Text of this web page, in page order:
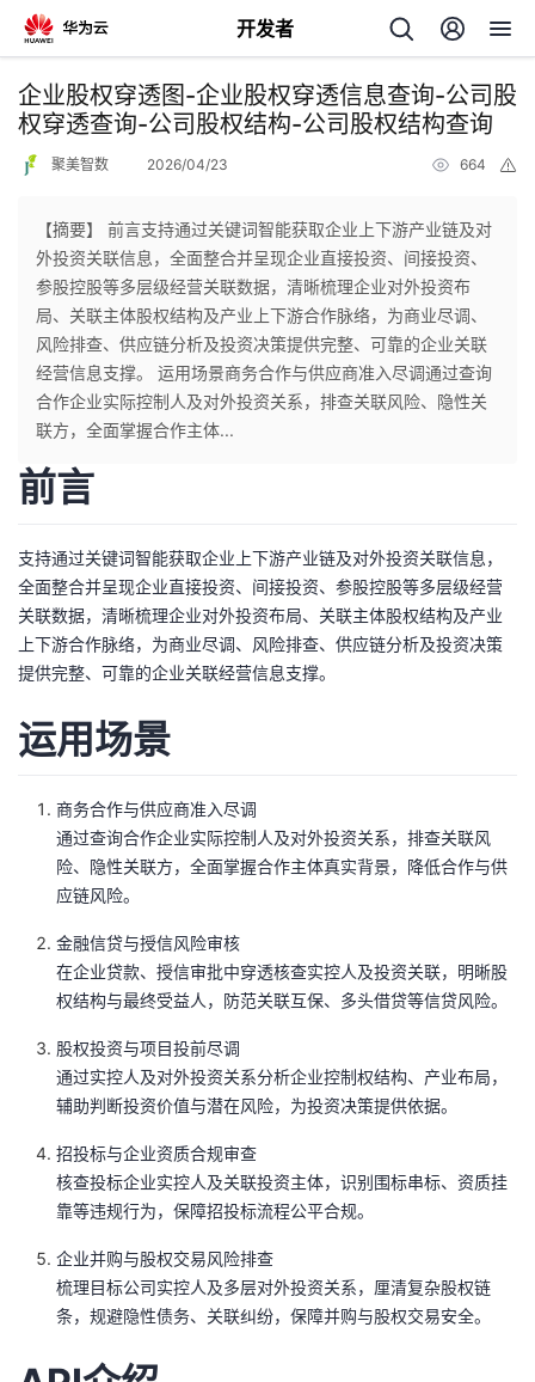
开发者
返
回
个
人
主
页
我
的
开
者
我
博
客
的
论
坛
我
的
圈
我
的
播
我
活
动
的
关
注
我
发
者
堂
我
的
程
我
认
证
的
实
验
我
的
收
藏
Programs
的
支
我
的
技
支
我
的
声
议
企业股权穿透图-企业股权穿透信息查询-公司股
权穿透查询-公司股权结构-公司股权结构查询
聚美智数 2026/04/23 664
【摘要】 前言支持通过关键词智能获取企业上下游产业链及对
外投资关联信息，全面整合并呈现企业直接投资、间接投资、
参股控股等多层级经营关联数据，清晰梳理企业对外投资布
局、关联主体股权结构及产业上下游合作脉络，为商业尽调、
风险排查、供应链分析及投资决策提供完整、可靠的企业关联
经营信息支撑。 运用场景商务合作与供应商准入尽调通过查询
合作企业实际控制人及对外投资关系，排查关联风险、隐性关
联方，全面掌握合作主体...
前言
支持通过关键词智能获取企业上下游产业链及对外投资关联信息，
全面整合并呈现企业直接投资、间接投资、参股控股等多层级经营
关联数据，清晰梳理企业对外投资布局、关联主体股权结构及产业
上下游合作脉络，为商业尽调、风险排查、供应链分析及投资决策
提供完整、可靠的企业关联经营信息支撑。
运用场景
商务合作与供应商准入尽调
通过查询合作企业实际控制人及对外投资关系，排查关联风
险、隐性关联方，全面掌握合作主体真实背景，降低合作与供
应链风险。
金融信贷与授信风险审核
在企业贷款、授信审批中穿透核查实控人及投资关联，明晰股
权结构与最终受益人，防范关联互保、多头借贷等信贷风险。
股权投资与项目投前尽调
通过实控人及对外投资关系分析企业控制权结构、产业布局，
辅助判断投资价值与潜在风险，为投资决策提供依据。
招投标与企业资质合规审查
核查投标企业实控人及关联投资主体，识别围标串标、资质挂
靠等违规行为，保障招投标流程公平合规。
企业并购与股权交易风险排查
梳理目标公司实控人及多层对外投资关系，厘清复杂股权链
条，规避隐性债务、关联纠纷，保障并购与股权交易安全。